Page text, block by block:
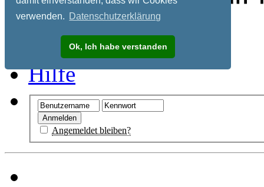
verwenden. Datenschutzerklärung
Ok, Ich habe verstanden
Registrieren
Hilfe
Angemeldet bleiben?